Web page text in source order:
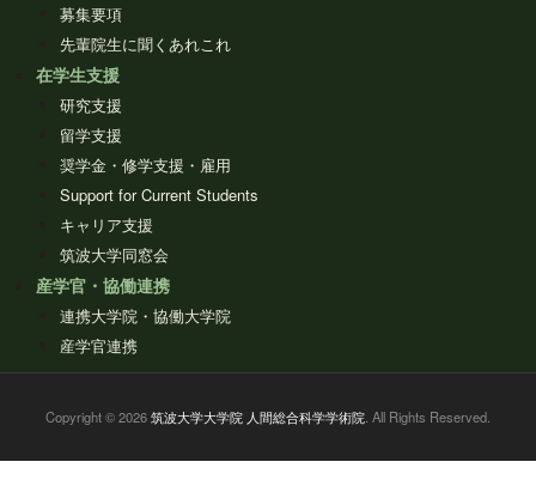
募集要項
先輩院生に聞くあれこれ
在学生支援
研究支援
留学支援
奨学金・修学支援・雇用
Support for Current Students
キャリア支援
筑波大学同窓会
産学官・協働連携
連携大学院・協働大学院
産学官連携
Copyright © 2026筑波大学大学院 人間総合科学学術院 . All Rights Reserved.